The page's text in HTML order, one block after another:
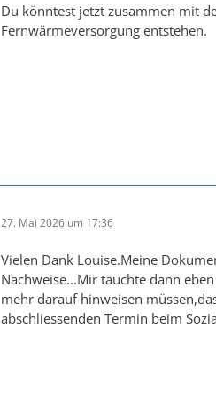
Du könntest jetzt zusammen mit
Fernwärmeversorgung entstehen.
27. Mai 2026 um 17:36
Vielen Dank Louise.Meine
Nachweise...Mir tauchte dann
mehr darauf hinweisen
abschliessenden Termin beim